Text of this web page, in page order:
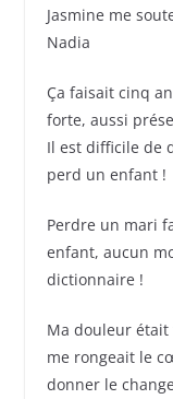
Jasmine me
Nadia
Ça faisait cinq
forte, aussi
Il est difficile de
perd un enfant !
Perdre un mari
enfant, aucun
dictionnaire !
Ma douleur était
me rongeait le
donner le